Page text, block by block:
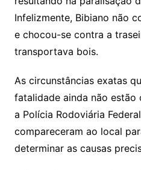
Infelizmente, Bibiano não
e chocou-se contra a
transportava bois.
As circunstâncias exatas
fatalidade ainda não estão
a Polícia Rodoviária
compareceram ao local
determinar as causas